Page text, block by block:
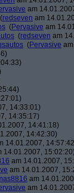
am
(redseven am
(Pervasive am
(redseven am
(Pervasive
14:33:01)
14:35:17)
14:41:18)
14:42:30)
14.01.2007,
14.01.2007, 15:02:20)
am 14.01.2007,
am 14.01.2007,
am
am